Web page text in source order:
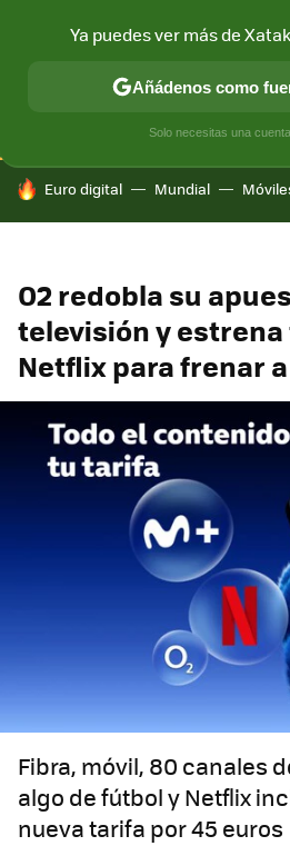
CONECTIVIDAD MÓVIL Y
HOY SE HABLA DE
Euro digital Mundial
O2 redobla su
televisión y
Netflix para frenar
Fibra, móvil, 80 canales
algo de fútbol y Netflix
nueva tarifa por 45 euros
Ya puedes ver más de
Añádenos como
Solo necesitas una